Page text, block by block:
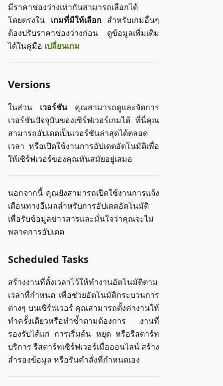
มีราคาช่องว่างเท่ากันสามารถเลือกได้
โดยตรงใน เกมที่มีให้เลือกสำหรับเกมอื่นๆ
ต้องปรับราคาช่องว่างก่อน ดูข้อมูลเพิ่มเติม
ได้ในคู่มือ เปลี่ยนเกม
Versions
ในส่วน เวอร์ชันคุณสามารถดูและจัดการ
เวอร์ชันปัจจุบันของเซิร์ฟเวอร์เกมได้ ที่นี่คุณ
สามารถอัปเดตเป็นเวอร์ชันล่าสุดได้ตลอด
เวลา หรือเปิดใช้งานการอัปเดตอัตโนมัติเพื่อ
ให้เซิร์ฟเวอร์ของคุณทันสมัยอยู่เสมอ
นอกจากนี้ คุณยังสามารถเปิดใช้งานการแจ้ง
เตือนทางอีเมลสำหรับการอัปเดตอัตโนมัติ
เพื่อรับข้อมูลข่าวสารและมั่นใจว่าคุณจะไม่
พลาดการอัปเดต
Scheduled Tasks
สร้างงานที่ตั้งเวลาไว้ให้ทำงานอัตโนมัติตาม
เวลาที่กำหนด เพื่อช่วยอัตโนมัติกระบวนการ
ต่างๆ บนเซิร์ฟเวอร์ คุณสามารถตั้งค่างานให้
ทำครั้งเดียวหรือทำซ้ำตามต้องการ งานที่
รองรับได้แก่ การเริ่มต้น หยุด หรือรีสตาร์ท
บริการ รีสตาร์ทเซิร์ฟเวอร์เมื่อออนไลน์ สร้าง
สำรองข้อมูล หรือรันคำสั่งที่กำหนดเอง